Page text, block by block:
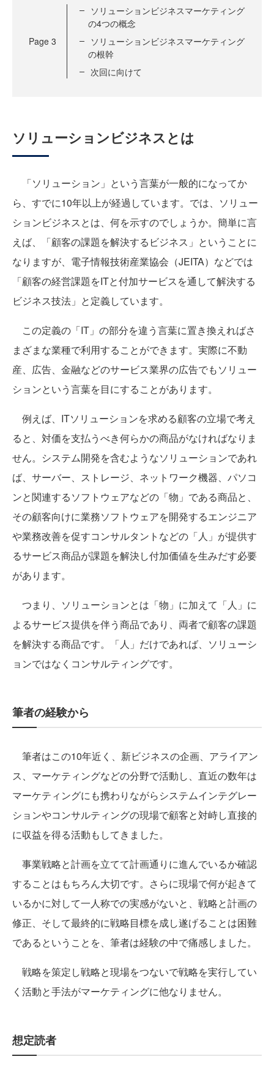
Page 3
ソリューションビジネスマーケティング
の4つの概念
ソリューションビジネスマーケティング
の根幹
次回に向けて
ソリューションビジネスとは
「ソリューション」という言葉が一般的になってか
ら、すでに10年以上が経過しています。では、 ソリュー
ションビジネスとは、何を示すのでしょうか。簡単に言
えば、「顧客の課題を解決するビジネス」ということに
なりますが、電子情報技術産業協会（JEITA）などでは
「顧客の経営課題をITと付加サービスを通して解決する
ビジネス技法」と定義しています。
この定義の「IT」の部分を違う言葉に置き換えればさ
まざまな業種で利用することができます。実際に不動
産、広告、金融などのサービス業界の広告でもソリュー
ションという言葉を目にすることがあります。
例えば、ITソリューションを求める顧客の立場で考え
ると、対価を支払うべき何らかの商品がなければなりま
せん。システム開発を含むようなソリューションであれ
ば、サーバー、ストレージ、ネットワーク機器、パソコ
ンと関連するソフトウェアなどの「物」である商品と、
その顧客向けに業務ソフトウェアを開発するエンジニア
や業務改善を促すコンサルタントなどの「人」が提供す
るサービス商品が課題を解決し付加価値を生みだす必要
があります。
つまり、 ソリューションとは「物」に加えて「人」に
よるサービス提供を伴う商品であり、両者で顧客の課題
を解決する商品です。「人」だけであれば、ソリューシ
ョンではなく コンサルティングです。
筆者の経験から
筆者はこの10年近く、新ビジネスの企画、アライアン
ス、マーケティングなどの分野で活動し、直近の数年は
マーケティングにも携わりながらシステムインテグレー
ションやコンサルティングの現場で顧客と対峙し直接的
に収益を得る活動もしてきました。
事業戦略と計画を立てて計画通りに進んでいるか確認
することはもちろん大切です。さらに現場で何が起きて
いるかに対して一人称での実感がないと、戦略と計画の
修正、そして最終的に戦略目標を成し遂げることは困難
であるということを、筆者は経験の中で痛感しました。
戦略を策定し戦略と現場をつないで戦略を実行してい
く活動と手法がマーケティングに他なりません。
想定読者